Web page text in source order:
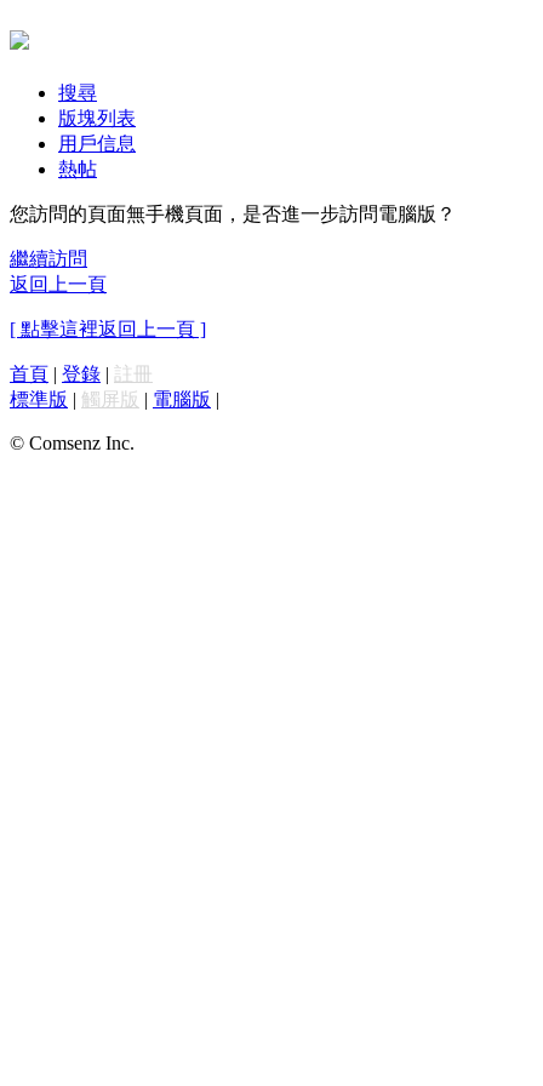
搜尋
版塊列表
用戶信息
熱帖
您訪問的頁面無手機頁面，是否進一步訪問電腦版？
繼續訪問
返回上一頁
[ 點擊這裡返回上一頁 ]
首頁 | 登錄 | 註冊
標準版 | 觸屏版 | 電腦版 |
© Comsenz Inc.